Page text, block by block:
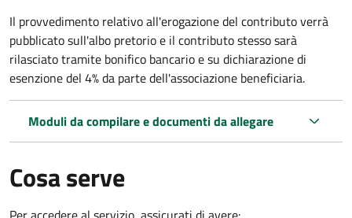
Il provvedimento relativo all'erogazione del contributo verrà
pubblicato sull'albo pretorio e il contributo stesso sarà
rilasciato tramite bonifico bancario e su dichiarazione di
esenzione del 4% da parte dell'associazione beneficiaria.
Moduli da compilare e documenti da allegare
Cosa serve